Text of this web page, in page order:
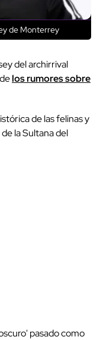
de Monterrey
del archirrival
los rumores sobre
de las felinas y
la Sultana del
pasado como